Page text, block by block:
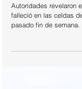
Continúa
mujer en las celdas
ya fue identificada
y en la misma